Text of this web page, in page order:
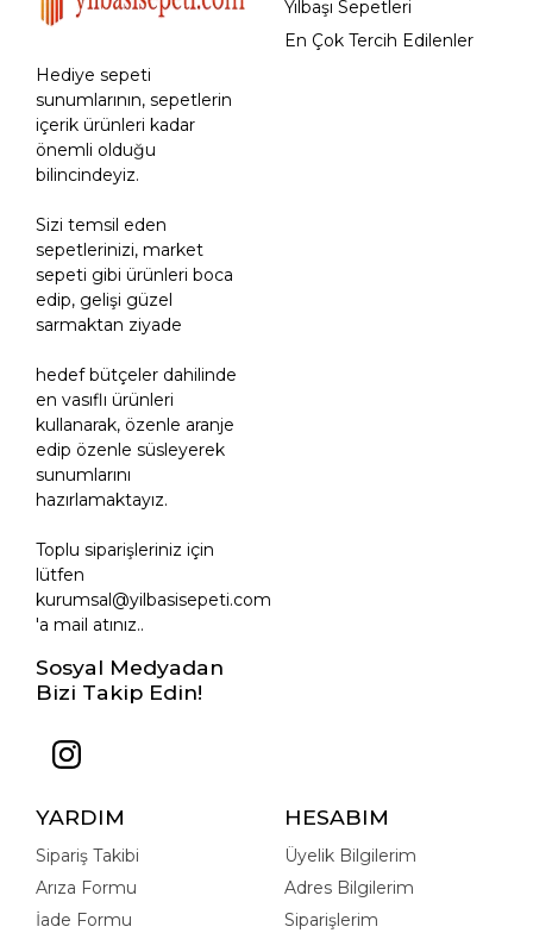
Hediye sepeti
sunumlarının, sepetlerin
içerik ürünleri kadar
önemli olduğu
bilincindeyiz.
Sizi temsil eden
sepetlerinizi, market
sepeti gibi ürünleri boca
edip, gelişi güzel
sarmaktan ziyade
hedef bütçeler dahilinde
en vasıflı ürünleri
kullanarak, özenle aranje
edip özenle süsleyerek
sunumlarını
hazırlamaktayız.
Toplu siparişleriniz için
lütfen
kurumsal@yilbasisepeti.com
'a mail atınız..
Sosyal Medyadan
Bizi Takip Edin!
Yılbaşı Sepetleri
En Çok Tercih Edilenler
YARDIM
Sipariş Takibi
Arıza Formu
İade Formu
HESABIM
Üyelik Bilgilerim
Adres Bilgilerim
Siparişlerim